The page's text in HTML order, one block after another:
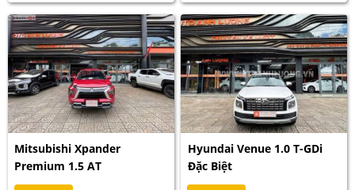
Mitsubishi Xpander
Premium 1.5 AT
Hyundai Venue 1.0 T-GDi
Đặc Biệt